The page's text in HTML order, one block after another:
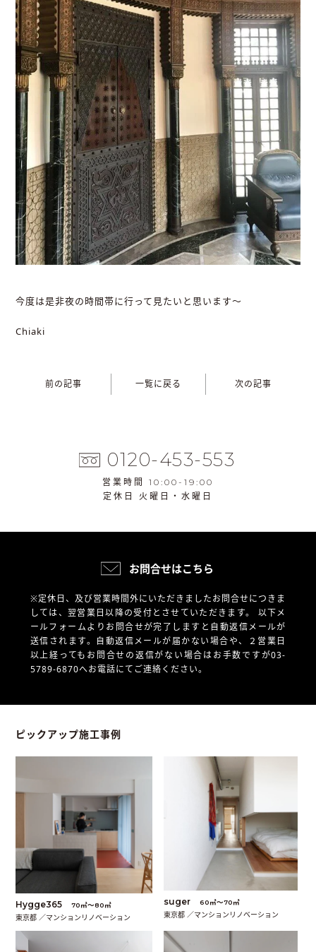
今度は是非夜の時間帯に行って見たいと思います〜
Chiaki
前の記事 一覧に戻る 次の記事
0120-453-553
営業時間 10:00-19:00
定休日 火曜日・水曜日
お問合せはこちら
※定休日、及び営業時間外にいただきましたお問合せにつきま
しては、翌営業日以降の受付とさせていただきます。 以下メ
ールフォームよりお問合せが完了しますと自動返信メールが
送信されます。自動返信メールが届かない場合や、
２営業日
以上経ってもお問合せの返信がない場合はお手数ですが03-
5789-6870へお電話にてご連絡ください。
ピックアップ施工事例
Hygge365 70㎡〜80㎡
東京都 ／マンションリノベーション
suger 60㎡〜70㎡
東京都 ／マンションリノベーション